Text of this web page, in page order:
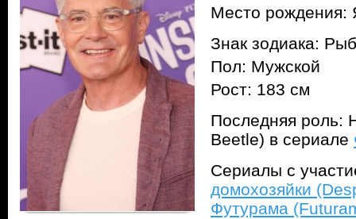
Место
Знак зодиака:
Пол: Мужской
Рост: 183 см
Последняя роль:
Beetle) в сериале
Сериалы с
домохозяйки
Футурама